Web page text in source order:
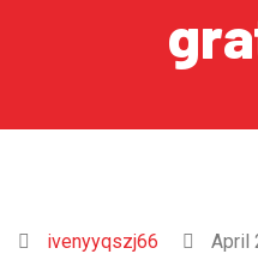
ivenyyqszj66 April